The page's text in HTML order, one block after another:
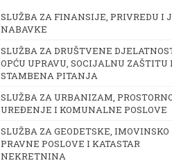
SLUŽBA ZA FINANSIJE, PRIVREDU I
NABAVKE
SLUŽBA ZA DRUŠTVENE
OPĆU UPRAVU, SOCIJALNU ZAŠTITU I
STAMBENA PITANJA
SLUŽBA ZA URBANIZAM,
UREĐENJE I KOMUNALNE POSLOVE
SLUŽBA ZA GEODETSKE, IMOVINSKO
PRAVNE POSLOVE I KATASTAR
NEKRETNINA